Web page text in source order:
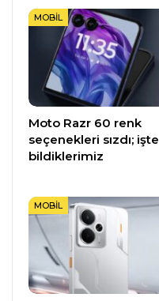
MOBIL
Moto Razr 60 renk
seçenekleri sızdı; işte
bildiklerimiz
MOBIL